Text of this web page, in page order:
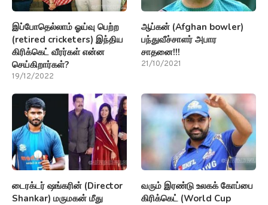
இப்போதெல்லாம் ஓய்வு பெற்ற
(retired cricketers) இந்திய
கிரிக்கெட் வீரர்கள் என்ன
செய்கிறார்கள்?
19/12/2022
ஆப்கன் (Afghan bowler)
பந்துவீச்சாளர் அபார
சாதனை!!!
21/10/2021
டைரக்டர் ஷங்கரின் (Director
Shankar) மருமகன் மீது
வரும் இரண்டு உலகக் கோப்பை
கிரிக்கெட் (World Cup